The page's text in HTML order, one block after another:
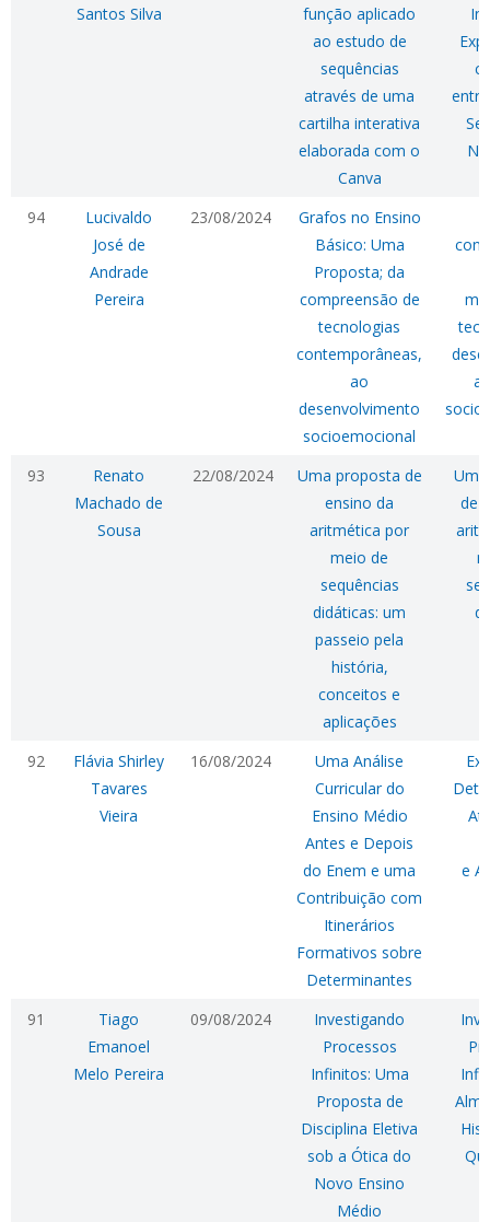
Santos Silva
função aplicado
ao estudo de
sequências
através de uma
cartilha interativa
elaborada com o
Canva
94
Lucivaldo
José de
Andrade
Pereira
23/08/2024
Grafos no Ensino
Básico: Uma
Proposta; da
compreensão de
tecnologias
contemporâneas,
ao
desenvolvimento
socioemocional
93
Renato
Machado de
Sousa
22/08/2024
Uma proposta de
ensino da
aritmética por
meio de
sequências
didáticas: um
passeio pela
história,
conceitos e
aplicações
de
92
Flávia Shirley
Tavares
Vieira
16/08/2024
Uma Análise
Curricular do
Ensino Médio
Antes e Depois
do Enem e uma
Contribuição com
Itinerários
Formativos sobre
Determinantes
e
91
Tiago
Emanoel
Melo Pereira
09/08/2024
Investigando
Processos
Infinitos: Uma
Proposta de
Disciplina Eletiva
sob a Ótica do
Novo Ensino
Médio